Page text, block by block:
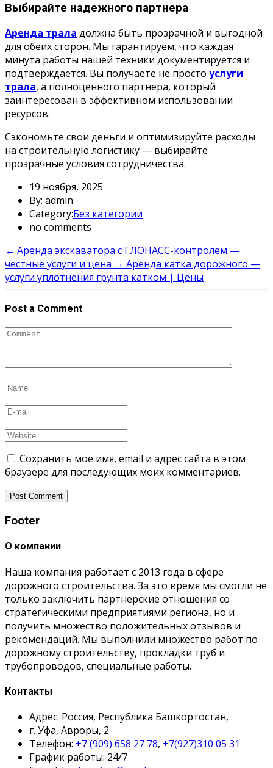
Выбирайте надежного партнера
Аренда трала должна быть прозрачной и выгодной
для обеих сторон. Мы гарантируем, что каждая
минута работы нашей техники документируется и
подтверждается. Вы получаете не просто услуги
трала, а полноценного партнера, который
заинтересован в эффективном использовании
ресурсов.
Сэкономьте свои деньги и оптимизируйте расходы
на строительную логистику — выбирайте
прозрачные условия сотрудничества.
19 ноября, 2025
By: admin
Category:Без категории
no comments
← Аренда экскаватора с ГЛОНАСС-контролем —
честные услуги и цена → Аренда катка дорожного —
услуги уплотнения грунта катком | Цены
Post a Comment
Сохранить моё имя, email и адрес сайта в этом
браузере для последующих моих комментариев.
Footer
О компании
Наша компания работает с 2013 года в сфере
дорожного строительства. За это время мы смогли не
только заключить партнерские отношения со
стратегическими предприятиями региона, но и
получить множество положительных отзывов и
рекомендаций. Мы выполнили множество работ по
дорожному строительству, прокладки труб и
трубопроводов, специальные работы.
Контакты
Адрес: Россия, Республика Башкортостан,
г. Уфа, Авроры, 2
Телефон: +7 (909) 658 27 78, +7(927)310 05 31
График работы: 24/7